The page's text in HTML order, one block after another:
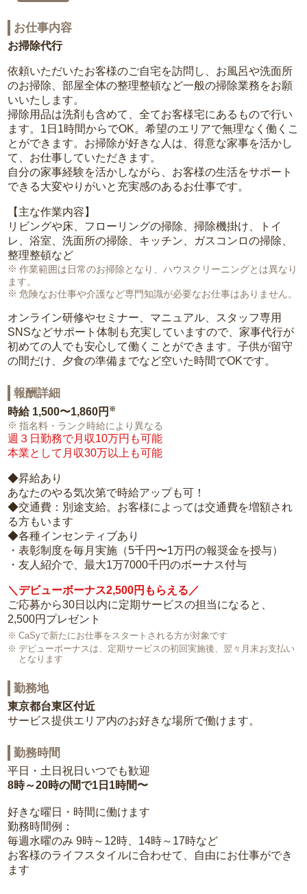
お仕事内容
お掃除代行
依頼いただいたお客様のご自宅を訪問し、お風呂や洗面所
のお掃除、部屋全体の整理整頓など一般の掃除業務をお願
いいたします。
掃除用品は洗剤も含めて、全てお客様宅にあるもので行い
ます。1日1時間からでOK。希望のエリアで無理なく働くこ
とができます。お掃除が好きな人は、得意な家事を活かし
て、お仕事していただきます。
自分の家事経験を活かしながら、お客様の生活をサポート
できる大変やりがいと充実感のあるお仕事です。
【主な作業内容】
リビングや床、フローリングの掃除、掃除機掛け、トイ
レ、浴室、洗面所の掃除、キッチン、ガスコンロの掃除、
整理整頓など
作業範囲は日常のお掃除となり、ハウスクリーニングとは異なり
ます。
危険なお仕事や介護など専門知識が必要なお仕事はありません。
オンライン研修やセミナー、マニュアル、スタッフ専用
SNSなどサポート体制も充実していますので、家事代行が
初めての人でも安心して働くことができます。子供が留守
の間だけ、夕食の準備までなど空いた時間でOKです。
報酬詳細
時給 1,500〜1,860円 ※
指名料・ランク時給により異なる
週３日勤務で月収10万円も可能
本業として月収30万以上も可能
◆昇給あり
あなたのやる気次第で時給アップも可！
◆交通費：別途支給。お客様によっては交通費を増額され
る方もいます
◆各種インセンティブあり
・表彰制度を毎月実施（5千円〜1万円の報奨金を授与）
・友人紹介で、最大1万7000千円のボーナス付与
＼デビューボーナス2,500円もらえる／
ご応募から30日以内に定期サービスの担当になると、
2,500円プレゼント
CaSyで新たにお仕事をスタートされる方が対象です
デビューボーナスは、定期サービスの初回実施後、翌々月末お支払い
となります
勤務地
東京都台東区付近
サービス提供エリア内のお好きな場所で働けます。
勤務時間
平日・土日祝日いつでも歓迎
8時～20時の間で1日1時間〜
好きな曜日・時間に働けます
勤務時間例：
毎週水曜のみ 9時～12時、14時～17時など
お客様のライフスタイルに合わせて、自由にお仕事ができ
ます